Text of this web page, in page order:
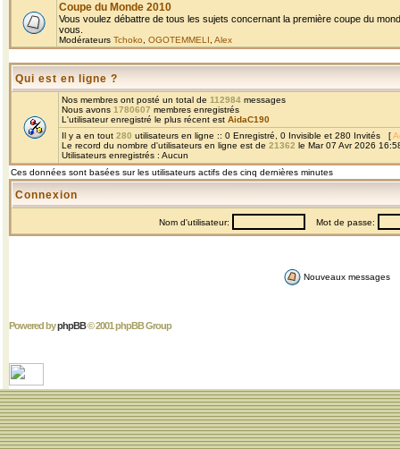
Coupe du Monde 2010
Vous voulez débattre de tous les sujets concernant la première coupe du
vous.
Modérateurs Tchoko OGOTEMMELI Alex
Qui est en ligne ?
Nos membres ont posté un total de 112984 messages
Nous avons 1780607 membres enregistrés
L'utilisateur enregistré le plus récent est AidaC190
Il y a en tout 280 utilisateurs en ligne :: 0 Enregistré, 0 Invisible et 280 Invités [
Le record du nombre d'utilisateurs en ligne est de 21362 le Mar 07 Avr 2026
Utilisateurs enregistrés : Aucun
Ces données sont basées sur les utilisateurs actifs des cinq dernières minutes
Connexion
Nom d'utilisateur: Mot de passe:
Nouveaux messages
Powered byphpBB© 2001 phpBB Group